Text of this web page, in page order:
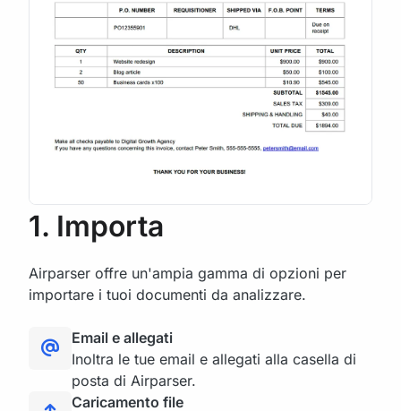
1. Importa
Airparser offre un'ampia gamma di opzioni per
importare i tuoi documenti da analizzare.
Email e allegati
Inoltra le tue email e allegati alla casella di
posta di Airparser.
Caricamento file